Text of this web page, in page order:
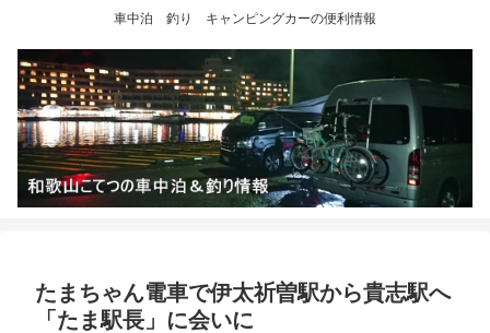
車中泊 釣り キャンピングカーの便利情報
たまちゃん電車で伊太祈曽駅から貴志駅へ
「たま駅長」に会いに